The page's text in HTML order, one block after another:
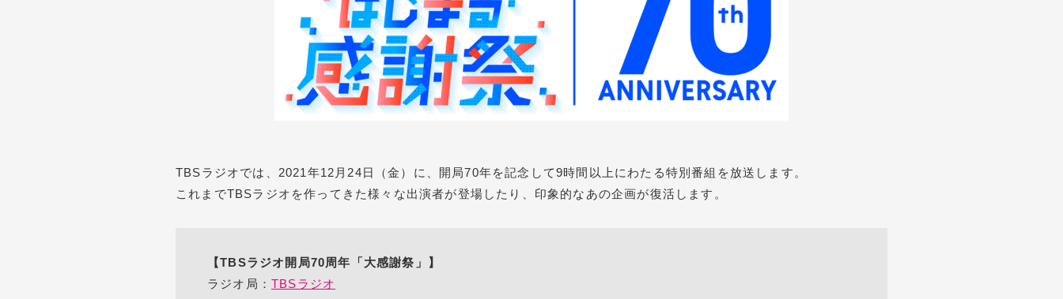
TBSラジオでは、2021年12月24日（金）に、開局70年を記念して9時間以上にわたる特別番組を放送します。
これまでTBSラジオを作ってきた様々な出演者が登場したり、印象的なあの企画が復活します。
【TBSラジオ開局70周年「大感謝祭」】
ラジオ局： TBSラジオ